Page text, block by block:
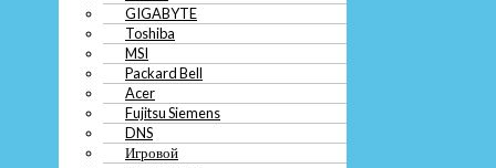
GIGABYTE
Toshiba
MSI
Packard Bell
Acer
Fujitsu Siemens
DNS
Игровой
Nokia
Vertu
BlackBerry
Highscreen